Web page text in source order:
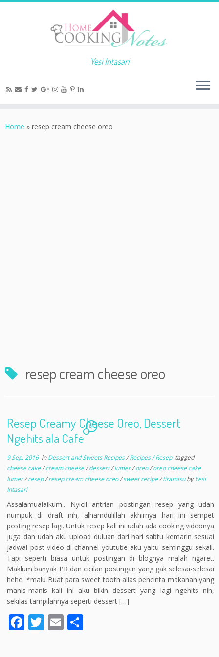
Yesi Intasari
Home » resep cream cheese oreo
resep cream cheese oreo
Resep Creamy Cheese Oreo, Dessert
Ngehits ala Cafe
84
9 Sep, 2016inDessert and Sweets Recipes/Recipes / Resep tagged
cheese cake/cream cheese/dessert/lumer/oreo/oreo cheese cake
lumer/resep/resep cream cheese oreo/sweet recipe/tiramisubyYesi
Intasari
Assalamualaikum.. Nyicil antrian postingan resep yang udah
numpuk di draft nih, alhamdulillah akhirnya hari ini sempet
posting resep lagi. Untuk resep kali ini udah ada cooking videonya
juga dan udah aku upload duluan dari hari sabtu kemarin sesuai
jadwal post video di channel youtube aku yaitu seminggu sekali.
Tapi seperti biasa untuk postingan di blognya malah ngaret.
Maklum banyak PR dan cicilan postingan yang gak selesai-selesai
hehe. *malu Buat para sweet tooth alias pencinta makanan yang
manis-manis kali ini aku bikin dessert yang lagi ngehits nih,
sekilas tampilannya seperti dessert […]
F T E